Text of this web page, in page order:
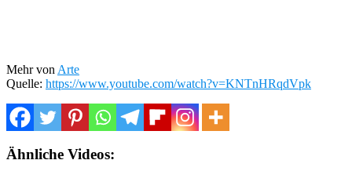
Mehr von Arte
Quelle: https://www.youtube.com/watch?v=KNTnHRqdVpk
Ähnliche Videos: